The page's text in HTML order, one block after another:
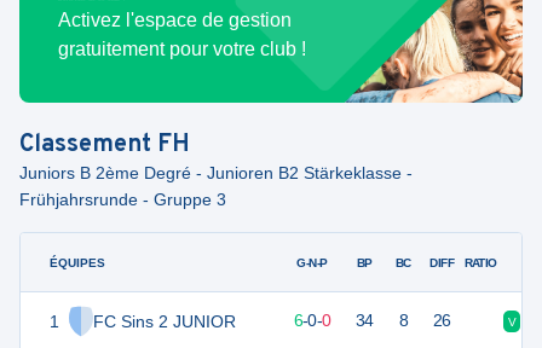
Activez l'espace de gestion
gratuitement pour votre club !
Classement FH
Juniors B 2ème Degré - Junioren B2 Stärkeklasse -
Frühjahrsrunde - Gruppe 3
ÉQUIPES
1 FC Sins 2 JUNIOR
G-N-P BP BC DIFF RATIO
18 6-0-0 34 8 26 V